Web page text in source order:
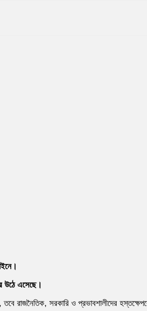
উঠে এসেছে।
রাজনৈতিক, সরকারি ও প্রভাবশালীদের